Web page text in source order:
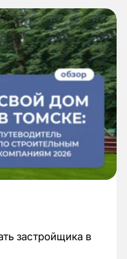
застройщика в